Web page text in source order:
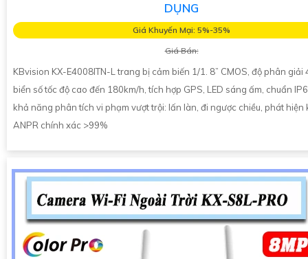
DỤNG
Giá Khuyến Mại: 5%-35%
Giá Bán:
KBvision KX-E4008ITN-L trang bị cảm biến 1/1. 8” CMOS, độ phân giải
biển số tốc độ cao đến 180km/h, tích hợp GPS, LED sáng ấm, chuẩn
khả năng phân tích vi phạm vượt trội: lấn làn, đi ngược chiều, phát hiện
ANPR chính xác >99%